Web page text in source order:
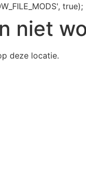
true);
niet
deze locatie.